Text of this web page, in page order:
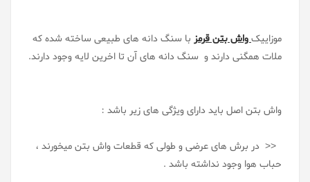
موزاییکواش بتن قرمز با سنگ دانه های طبیعی ساخته شده که
ملات همگنی دارند و سنگ دانه های آن تا اخرین لایه وجود دارند.
واش بتن اصل باید دارای ویژگی های زیر باشد :
<< در برش های عرضی و طولی که قطعات واش بتن میخورند ،
حباب هوا وجود نداشته باشد .